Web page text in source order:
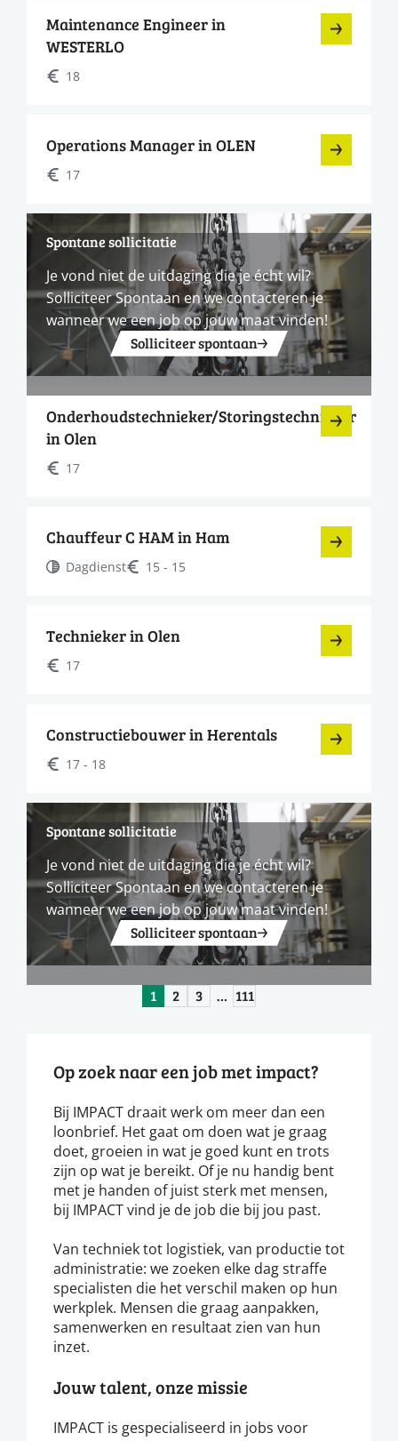
Maintenance Engineer in
WESTERLO
18
Operations Manager in OLEN
17
Spontane sollicitatie
Je vond niet de uitdaging die je écht wil?
Solliciteer Spontaan en we contacteren je
wanneer we een job op jouw maat vinden!
Solliciteer spontaan
Onderhoudstechnieker/Storingstechnieker
in Olen
17
Chauffeur C HAM in Ham
Dagdienst 15 - 15
Technieker in Olen
17
Constructiebouwer in Herentals
17 - 18
Spontane sollicitatie
Je vond niet de uitdaging die je écht wil?
Solliciteer Spontaan en we contacteren je
wanneer we een job op jouw maat vinden!
Solliciteer spontaan
1 2 3 … 111
Op zoek naar een job met impact?
Bij IMPACT draait werk om meer dan een
loonbrief. Het gaat om doen wat je graag
doet, groeien in wat je goed kunt en trots
zijn op wat je bereikt. Of je nu handig bent
met je handen of juist sterk met mensen,
bij IMPACT vind je de job die bij jou past.
Van techniek tot logistiek, van productie tot
administratie: we zoeken elke dag straffe
specialisten die het verschil maken op hun
werkplek. Mensen die graag aanpakken,
samenwerken en resultaat zien van hun
inzet.
Jouw talent, onze missie
IMPACT is gespecialiseerd in jobs voor